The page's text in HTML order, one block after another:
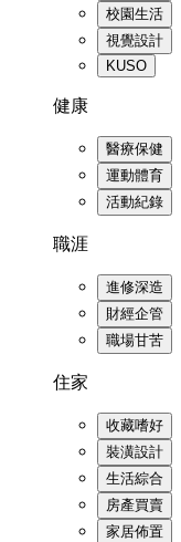
校園生活
視覺設計
KUSO
健康
醫療保健
運動體育
活動紀錄
職涯
進修深造
財經企管
職場甘苦
住家
收藏嗜好
裝潢設計
生活綜合
房產買賣
家居佈置